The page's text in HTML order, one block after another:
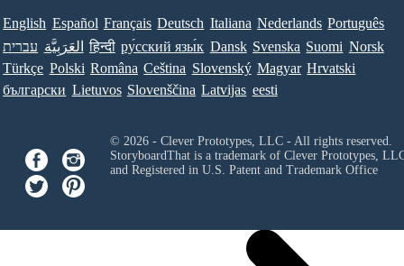
English Español Français Deutsch Italiana Nederlands Português
עברית العَرَبِيَّة हिन्दी ру́сский язы́к Dansk Svenska Suomi Norsk
Türkçe Polski Româna Ceština Slovenský Magyar Hrvatski
български Lietuvos Slovenščina Latvijas eesti
© 2026 - Clever Prototypes, LLC - All rights reserved.
StoryboardThat is a trademark of Clever Prototypes,
and Registered in U.S. Patent and Trademark Office